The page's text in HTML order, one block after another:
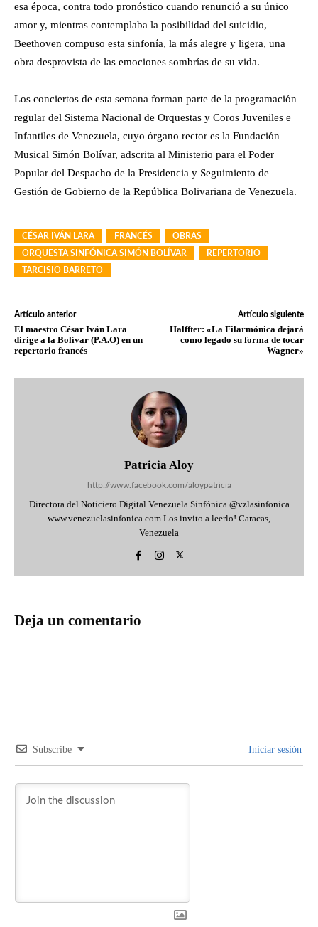
esa época, contra todo pronóstico cuando renunció a su único
amor y, mientras contemplaba la posibilidad del suicidio,
Beethoven compuso esta sinfonía, la más alegre y ligera, una
obra desprovista de las emociones sombrías de su vida.
Los conciertos de esta semana forman parte de la programación
regular del Sistema Nacional de Orquestas y Coros Juveniles e
Infantiles de Venezuela, cuyo órgano rector es la Fundación
Musical Simón Bolívar, adscrita al Ministerio para el Poder
Popular del Despacho de la Presidencia y Seguimiento de
Gestión de Gobierno de la República Bolivariana de Venezuela.
CÉSAR IVÁN LARA FRANCÉS
OBRAS
ORQUESTA SINFÓNICA SIMÓN BOLÍVAR
REPERTORIO
TARCISIO BARRETO
Artículo anterior
El maestro César Iván Lara
dirige a la Bolívar (P.A.O) en un
repertorio francés
Artículo siguiente
Halffter: «La Filarmónica dejará
como legado su forma de tocar
Wagner»
Patricia Aloy
http://www.facebook.com/aloypatricia
Directora del Noticiero Digital Venezuela Sinfónica @vzlasinfonica
www.venezuelasinfonica.com Los invito a leerlo! Caracas,
Venezuela
Deja un comentario
Subscribe Iniciar sesión